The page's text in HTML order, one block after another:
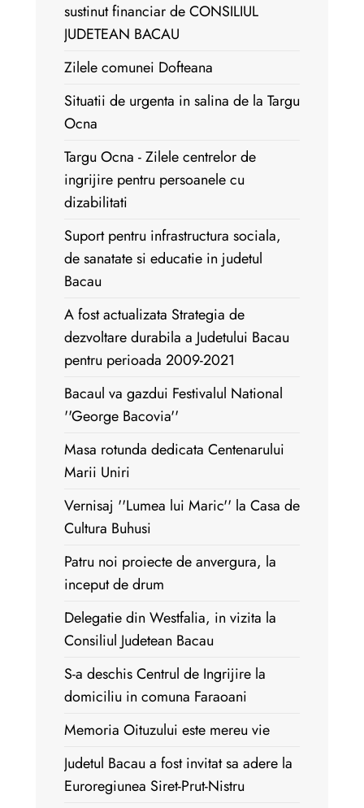
sustinut financiar de CONSILIUL
JUDETEAN BACAU
Zilele comunei Dofteana
Situatii de urgenta in salina de la Targu
Ocna
Targu Ocna - Zilele centrelor de
ingrijire pentru persoanele cu
dizabilitati
Suport pentru infrastructura sociala,
de sanatate si educatie in judetul
Bacau
A fost actualizata Strategia de
dezvoltare durabila a Judetului Bacau
pentru perioada 2009-2021
Bacaul va gazdui Festivalul National
''George Bacovia''
Masa rotunda dedicata Centenarului
Marii Uniri
Vernisaj ''Lumea lui Maric'' la Casa de
Cultura Buhusi
Patru noi proiecte de anvergura, la
inceput de drum
Delegatie din Westfalia, in vizita la
Consiliul Judetean Bacau
S-a deschis Centrul de Ingrijire la
domiciliu in comuna Faraoani
Memoria Oituzului este mereu vie
Judetul Bacau a fost invitat sa adere la
Euroregiunea Siret-Prut-Nistru